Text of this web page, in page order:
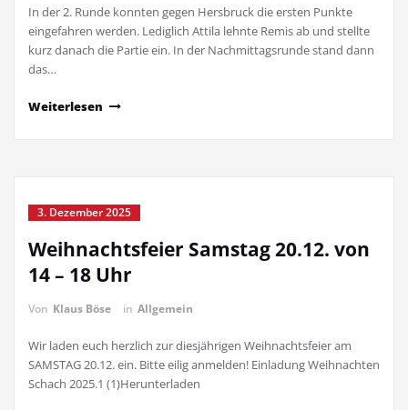
In der 2. Runde konnten gegen Hersbruck die ersten Punkte
eingefahren werden. Lediglich Attila lehnte Remis ab und stellte
kurz danach die Partie ein. In der Nachmittagsrunde stand dann
das…
Weiterlesen
3. Dezember 2025
Weihnachtsfeier Samstag 20.12. von
14 – 18 Uhr
Von Klaus Böse in Allgemein
Wir laden euch herzlich zur diesjährigen Weihnachtsfeier am
SAMSTAG 20.12. ein. Bitte eilig anmelden! Einladung Weihnachten
Schach 2025.1 (1)Herunterladen